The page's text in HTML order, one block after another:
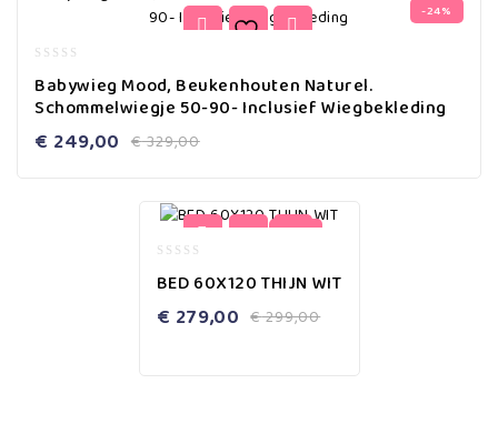
-24%
out
of
Babywieg Mood, Beukenhouten Naturel.
Schommelwiegje 50-90- Inclusief Wiegbekleding
€329,00
€ 249,00
-7%
out
5
BED 60X120 THIJN WIT
€299,00
€ 279,00